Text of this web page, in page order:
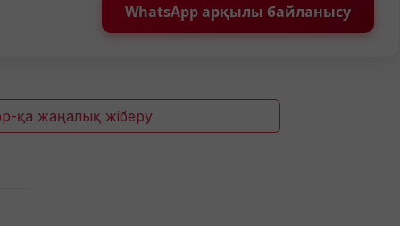
WhatsApp арқылы байланысу
қа жаңалық жіберу